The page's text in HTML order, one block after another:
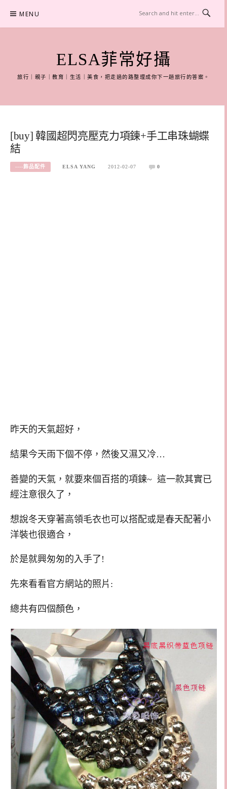
content
MENU
ELSA菲常好攝
旅行｜親子｜教育｜生活｜美食，把走過的路整理成你下一趟旅行的答案。
[buy] 韓國超閃亮壓克力項鍊+手工串珠蝴蝶
結
----飾品配件 ELSA YANG 2012-02-07 0
昨天的天氣超好，
結果今天雨下個不停，然後又濕又冷…
善變的天氣，就要來個百搭的項鍊~ 這一款其實已
經注意很久了，
想說冬天穿著高領毛衣也可以搭配或是春天配著小
洋裝也很適合，
於是就興匆匆的入手了!
先來看看官方網站的照片:
總共有四個顏色，